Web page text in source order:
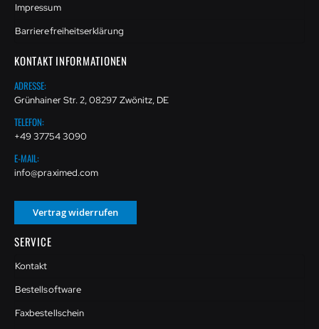
Impressum
Barrierefreiheitserklärung
KONTAKT INFORMATIONEN
ADRESSE:
Grünhainer Str. 2, 08297 Zwönitz, DE
TELEFON:
+49 37754 3090
E-MAIL:
info@praximed.com
Vertrag widerrufen
SERVICE
Kontakt
Bestellsoftware
Faxbestellschein